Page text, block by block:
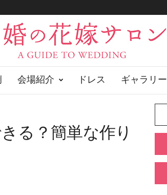
会場紹介 ドレス ギャラリー
る？簡単な作り